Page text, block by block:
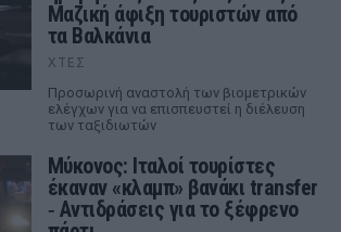
Μαζική άφιξη τουριστών από
τα Βαλκάνια
ΧΤΕΣ
Προσωρινή αναστολή των βιομετρικών
ελέγχων για να επισπευστεί η διέλευση
των ταξιδιωτών
Μύκονος: Ιταλοί τουρίστες
έκαναν «κλαμπ» βανάκι transfer
‑ Αντιδράσεις για το ξέφρενο